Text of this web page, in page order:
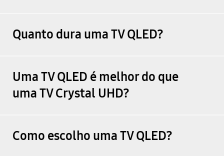
Quanto dura uma TV QLED?
Uma TV QLED é melhor do que
uma TV Crystal UHD?
Como escolho uma TV QLED?